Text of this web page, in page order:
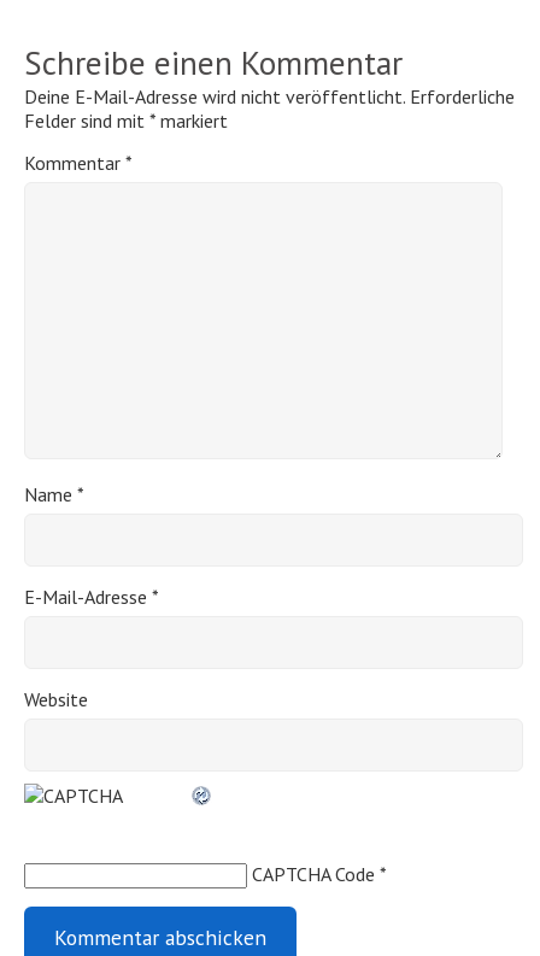
Schreibe einen Kommentar
Deine E-Mail-Adresse wird nicht veröffentlicht. Erforderliche
Felder sind mit * markiert
Kommentar *
Name *
E-Mail-Adresse *
Website
CAPTCHA Code *